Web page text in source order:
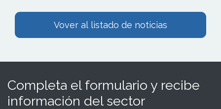
Vover al listado de noticias
Completa el formulario y recibe
información del sector